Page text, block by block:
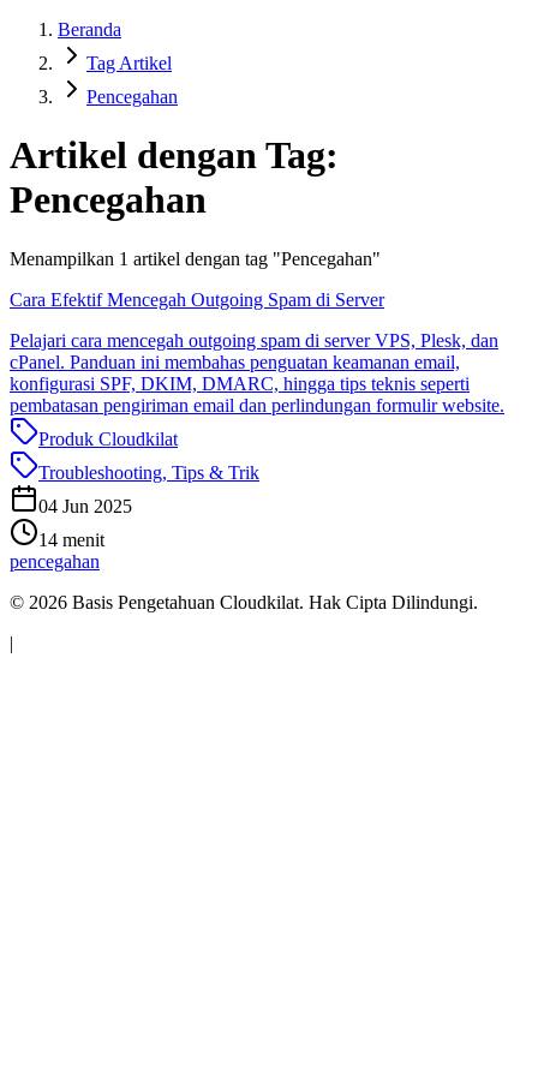
Beranda
Tag Artikel
Pencegahan
Artikel dengan Tag:
Pencegahan
Menampilkan 1 artikel dengan tag "Pencegahan"
Cara Efektif Mencegah Outgoing Spam di Server
Pelajari cara mencegah outgoing spam di server VPS, Plesk, dan
cPanel. Panduan ini membahas penguatan keamanan email,
konfigurasi SPF, DKIM, DMARC, hingga tips teknis seperti
pembatasan pengiriman email dan perlindungan formulir website.
Produk Cloudkilat
Troubleshooting, Tips & Trik
04 Jun 2025
14 menit
pencegahan
© 2026 Basis Pengetahuan Cloudkilat. Hak Cipta Dilindungi.
|